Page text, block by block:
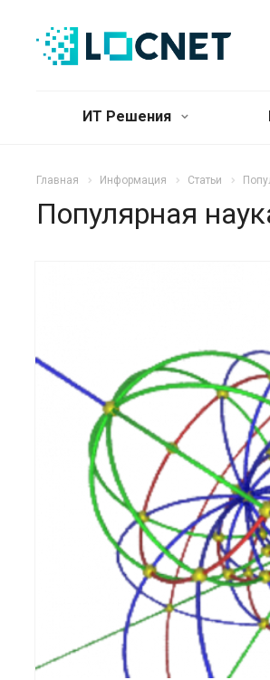
ИТ Решения
Главная Информация Статьи
Популярная